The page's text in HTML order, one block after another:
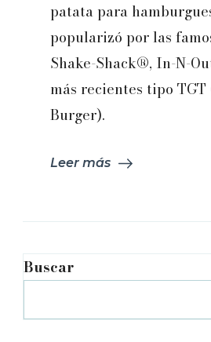
patata para
popularizó por las
Shake-Shack®, In-N-
más recientes tipo TGT
Burger).
Leer más
Buscar